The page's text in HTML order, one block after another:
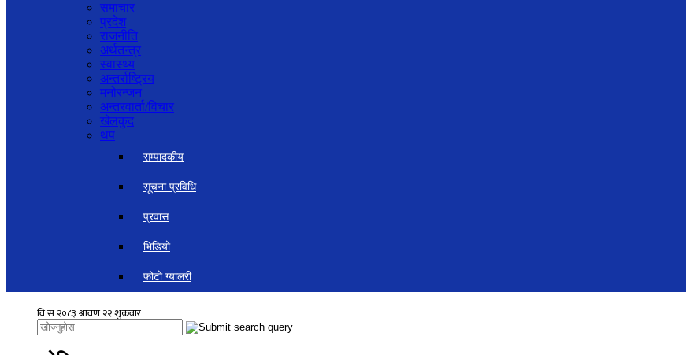
समाचार
प्रदेश
राजनीति
अर्थतन्त्र
स्वास्थ्य
अन्तर्राष्ट्रिय
मनोरन्जन
अन्तरवार्ता/विचार
खेलकुद
थप
सम्पादकीय
सूचना प्रविधि
प्रवास
भिडियो
फोटो ग्यालरी